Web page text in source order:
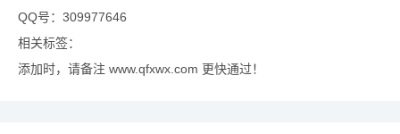
QQ号：309977646
相关标签：
添加时，请备注 www.qfxwx.com 更快通过！